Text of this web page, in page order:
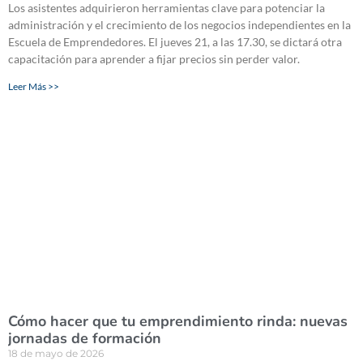
Los asistentes adquirieron herramientas clave para potenciar la
administración y el crecimiento de los negocios independientes en la
Escuela de Emprendedores. El jueves 21, a las 17.30, se dictará otra
capacitación para aprender a fijar precios sin perder valor.
Leer Más >>
Cómo hacer que tu emprendimiento rinda: nuevas
jornadas de formación
18 de mayo de 2026